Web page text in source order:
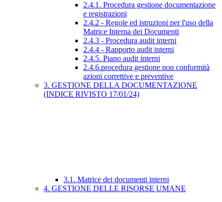
2.4.1. Procedura gestione documentazione
e registrazioni
2.4.2 - Regole ed istruzioni per l'uso della
Matrice Interna dei Documenti
2.4.3 - Procedura audit interni
2.4.4 - Rapporto audit interni
2.4.5. Piano audit interni
2.4.6.procedura gestione non conformità
azioni correttive e preventive
3. GESTIONE DELLA DOCUMENTAZIONE
(INDICE RIVISTO 17/01/24)
3.1. Matrice dei documenti interni
4. GESTIONE DELLE RISORSE UMANE